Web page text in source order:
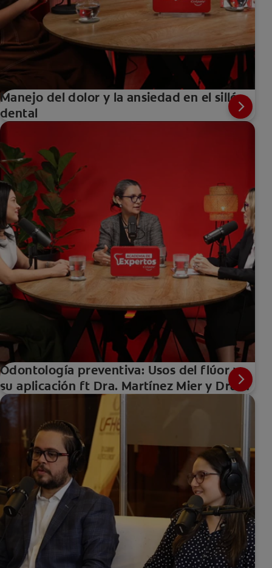
Manejo del dolor y la ansiedad en el sillón
dental
Odontología preventiva: Usos del flúor y
su aplicación ft Dra. Martínez Mier y Dra.
Abreu